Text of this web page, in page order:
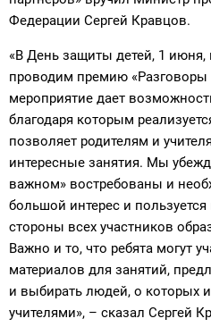
Федерации Сергей Кравцов.
«В День защиты детей, 1
проводим премию
мероприятие дает
благодаря которым
позволяет родителям и
интересные занятия. Мы
важном» востребованы и
большой интерес и
стороны всех участников
Важно и то, что ребята могут
материалов для занятий,
и выбирать людей, о которых
учителями», – сказал Сергей